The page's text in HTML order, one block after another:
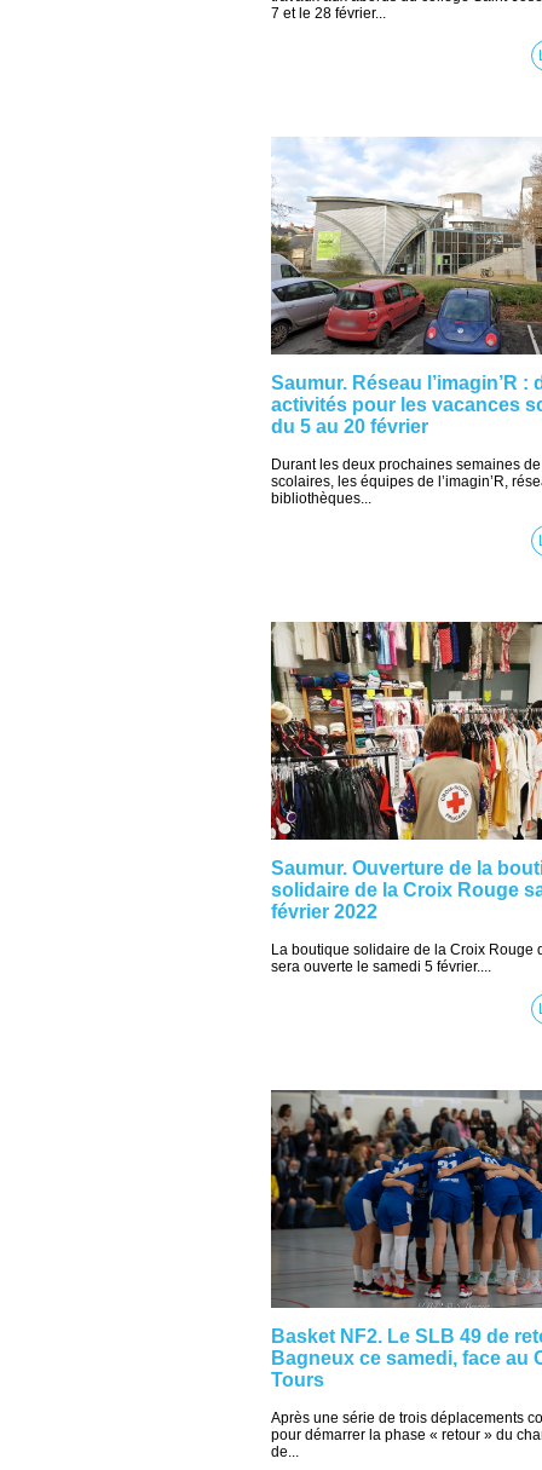
7 et le 28 février...
Saumur. Réseau l’imagin’R :
activités pour les vacances
du 5 au 20 février
Durant les deux prochaines semaines
scolaires, les équipes de l’imagin’R,
bibliothèques...
Saumur. Ouverture de la
solidaire de la Croix Rouge
février 2022
La boutique solidaire de la Croix Rouge
sera ouverte le samedi 5 février....
Basket NF2. Le SLB 49 de
Bagneux ce samedi, face au
Tours
Après une série de trois déplacements
pour démarrer la phase « retour » du
de...